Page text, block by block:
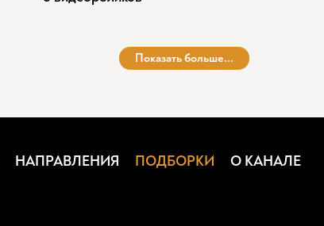
Показать больше...
НАПРАВЛЕНИЯ ПОДБОРКИ О КАНАЛЕ